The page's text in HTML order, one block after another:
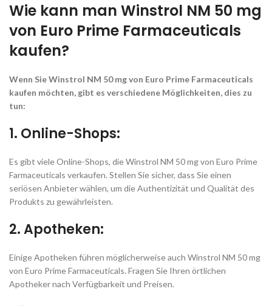
Wie kann man Winstrol NM 50 mg
von Euro Prime Farmaceuticals
kaufen?
Wenn Sie Winstrol NM 50 mg von Euro Prime Farmaceuticals
kaufen möchten, gibt es verschiedene Möglichkeiten, dies zu
tun:
1. Online-Shops:
Es gibt viele Online-Shops, die Winstrol NM 50 mg von Euro Prime
Farmaceuticals verkaufen. Stellen Sie sicher, dass Sie einen
seriösen Anbieter wählen, um die Authentizität und Qualität des
Produkts zu gewährleisten.
2. Apotheken:
Einige Apotheken führen möglicherweise auch Winstrol NM 50 mg
von Euro Prime Farmaceuticals. Fragen Sie Ihren örtlichen
Apotheker nach Verfügbarkeit und Preisen.